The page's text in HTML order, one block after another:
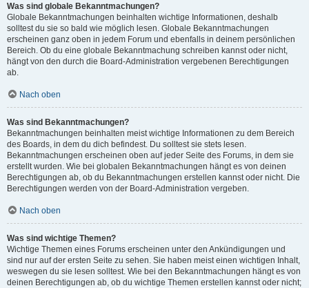
Was sind globale Bekanntmachungen?
Globale Bekanntmachungen beinhalten wichtige Informationen, deshalb
solltest du sie so bald wie möglich lesen. Globale Bekanntmachungen
erscheinen ganz oben in jedem Forum und ebenfalls in deinem persönlichen
Bereich. Ob du eine globale Bekanntmachung schreiben kannst oder nicht,
hängt von den durch die Board-Administration vergebenen Berechtigungen
ab.
Nach oben
Was sind Bekanntmachungen?
Bekanntmachungen beinhalten meist wichtige Informationen zu dem Bereich
des Boards, in dem du dich befindest. Du solltest sie stets lesen.
Bekanntmachungen erscheinen oben auf jeder Seite des Forums, in dem sie
erstellt wurden. Wie bei globalen Bekanntmachungen hängt es von deinen
Berechtigungen ab, ob du Bekanntmachungen erstellen kannst oder nicht. Die
Berechtigungen werden von der Board-Administration vergeben.
Nach oben
Was sind wichtige Themen?
Wichtige Themen eines Forums erscheinen unter den Ankündigungen und
sind nur auf der ersten Seite zu sehen. Sie haben meist einen wichtigen Inhalt,
weswegen du sie lesen solltest. Wie bei den Bekanntmachungen hängt es von
deinen Berechtigungen ab, ob du wichtige Themen erstellen kannst oder nicht;